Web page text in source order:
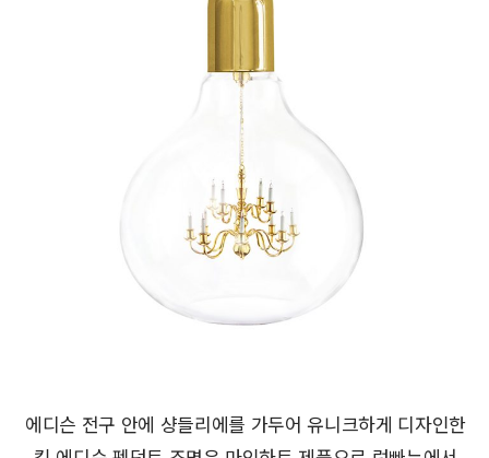
에디슨 전구 안에 샹들리에를 가두어 유니크하게 디자인한